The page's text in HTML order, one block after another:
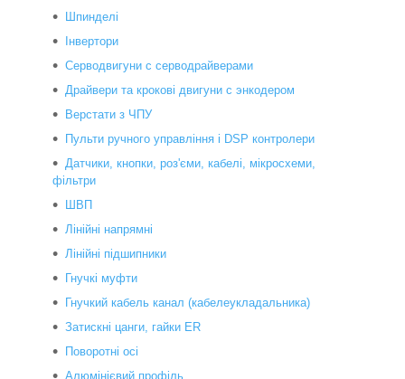
Шпинделі
Інвертори
Серводвигуни с серводрайверами
Драйвери та крокові двигуни с энкодером
Верстати з ЧПУ
Пульти ручного управління і DSP контролери
Датчики, кнопки, роз'єми, кабелі, мікросхеми,
фільтри
ШВП
Лінійні напрямні
Лінійні підшипники
Гнучкі муфти
Гнучкий кабель канал (кабелеукладальника)
Затискні цанги, гайки ER
Поворотні осі
Алюмінієвий профіль